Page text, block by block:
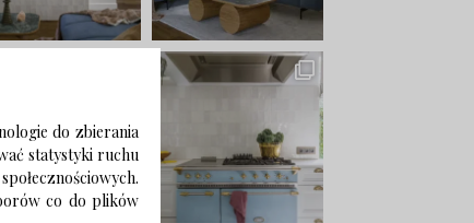
do zbierania
statystyki ruchu
co do plików